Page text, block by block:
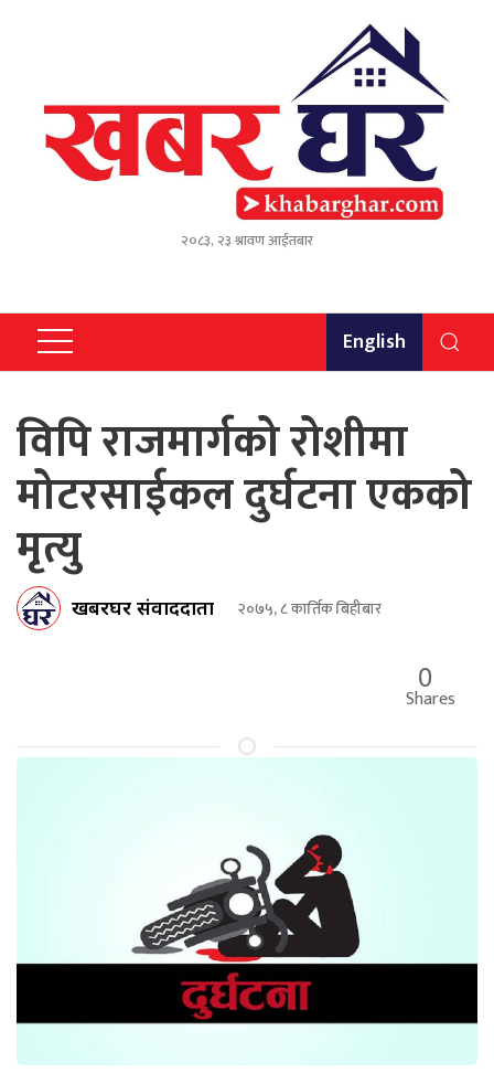
२०८३, २३ श्रावण आईतबार
English
विपि राजमार्गको रोशीमा
मोटरसाईकल दुर्घटना एकको
मृत्यु
खबरघर संवाददाता २०७५, ८ कार्तिक बिहीबार
0
Shares